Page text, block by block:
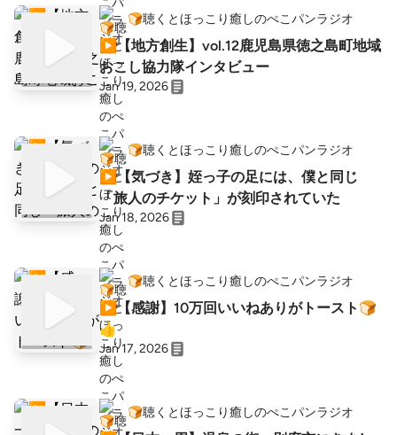
🍞聴くとほっこり癒しのぺこパンラジオ
▶︎【地方創生】vol.12鹿児島県徳之島町地域
おこし協力隊インタビュー
Jan 19, 2026
🍞聴くとほっこり癒しのぺこパンラジオ
▶︎【気づき】姪っ子の足には、僕と同じ
「旅人のチケット」が刻印されていた
Jan 18, 2026
🍞聴くとほっこり癒しのぺこパンラジオ
▶︎【感謝】10万回いいねありがトースト🍞
👍
Jan 17, 2026
🍞聴くとほっこり癒しのぺこパンラジオ